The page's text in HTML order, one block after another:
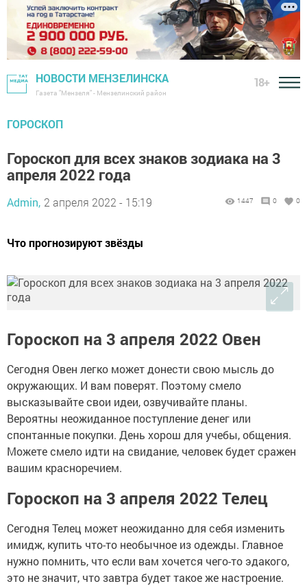
НОВОСТИ МЕНЗЕЛИНСКА
Газета "Мензеля" - Мензелинский район
18+
ГОРОСКОП
Гороскоп для всех знаков зодиака на 3
апреля 2022 года
Admin, 2 апреля 2022 - 15:19 1447 0 0
Что прогнозируют звёзды
Гороскоп на 3 апреля 2022 Овен
Сегодня Овен легко может донести свою мысль до
окружающих. И вам поверят. Поэтому смело
высказывайте свои идеи, озвучивайте планы.
Вероятны неожиданное поступление денег или
спонтанные покупки. День хорош для учебы, общения.
Можете смело идти на свидание, человек будет сражен
вашим красноречием.
Гороскоп на 3 апреля 2022 Телец
Сегодня Телец может неожиданно для себя изменить
имидж, купить что-то необычное из одежды. Главное
нужно помнить, что если вам хочется чего-то эдакого,
это не значит, что завтра будет такое же настроение.